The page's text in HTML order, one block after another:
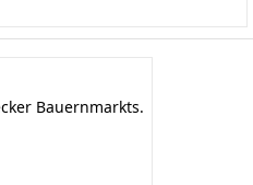
Bauernmarkts.